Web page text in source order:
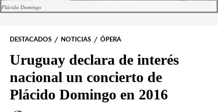
Plácido Domingo
DESTACADOS NOTICIAS ÓPERA
Uruguay declara de interés
nacional un concierto de
Plácido Domingo en 2016